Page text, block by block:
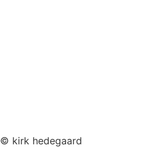
© kirk hedegaard